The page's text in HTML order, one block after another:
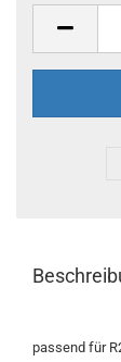
passend für